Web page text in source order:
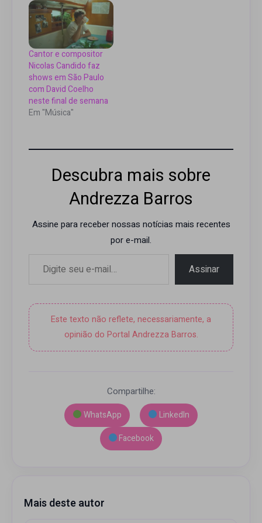
Cantor e compositor
Nicolas Candido faz
shows em São Paulo
com David Coelho
neste final de semana
Em "Música"
Descubra mais sobre
Andrezza Barros
Assine para receber nossas notícias mais recentes
por e-mail.
Assinar
Este texto não reflete, necessariamente, a
opinião do Portal Andrezza Barros.
Compartilhe:
WhatsApp
LinkedIn
Facebook
Mais deste autor